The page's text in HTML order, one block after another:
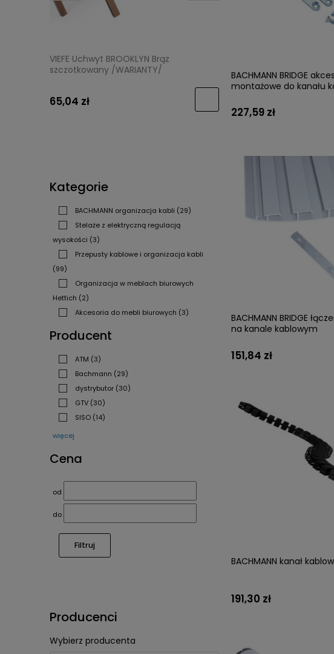
VIEFE Uchwyt BROOKLYN Brąz
szczotkowany /WARIANTY/
65,04 zł
szczotkowany /
Kategorie
BACHMANN organizacja kabli (29)
Stelaże z elektryczną regulacją
wysokości (3)
Przepusty kablowe i organizacja kabli
(99)
Organizacja w meblach biurowych
Hettich (2)
Akcesoria do mebli biurowych (3)
Producent
ATM (3)
Bachmann (29)
dystrybutor (30)
GTV (30)
SISO (14)
więcej
Cena
od
do
Filtruj
Producenci
Wybierz producenta
BACHMANN BRIDGE
montażowe do kanału
227,59 zł
BACHMANN BRIDGE
na kanale kablowym
151,84 zł
BACHMANN kanał
191,30 zł